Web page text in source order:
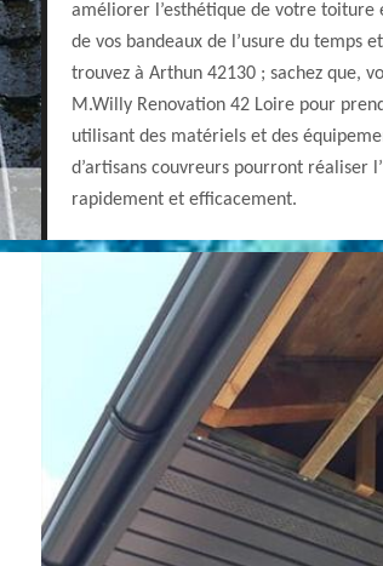
améliorer l’esthétique de votre
de vos bandeaux de l’usure du temps
trouvez à Arthun 42130 ; sachez que,
M.Willy Renovation 42 Loire pour
utilisant des matériels et des
d’artisans couvreurs pourront réaliser
rapidement et efficacement.